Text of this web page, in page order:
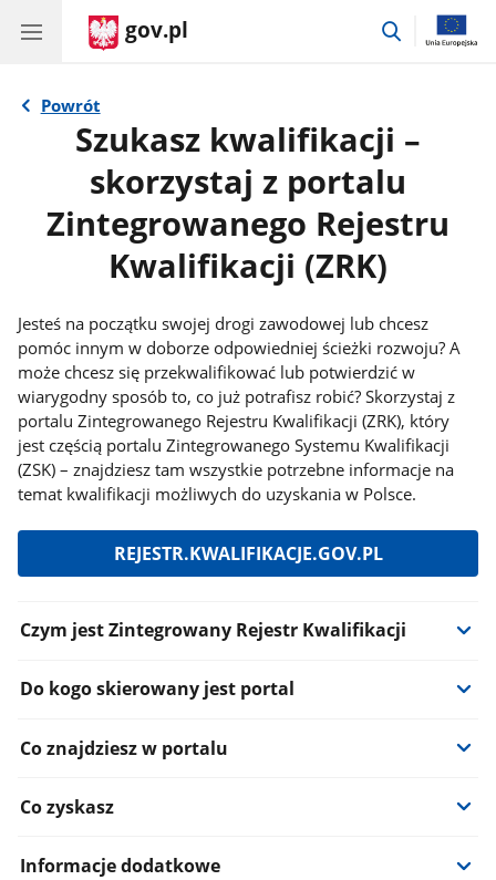
gov.pl
przejdź
Powrót
Szukasz kwalifikacji –
skorzystaj z portalu
Zintegrowanego Rejestru
Kwalifikacji (ZRK)
Jesteś na początku swojej drogi zawodowej lub chcesz
pomóc innym w doborze odpowiedniej ścieżki rozwoju? A
może chcesz się przekwalifikować lub potwierdzić w
wiarygodny sposób to, co już potrafisz robić? Skorzystaj z
portalu Zintegrowanego Rejestru Kwalifikacji (ZRK), który
jest częścią portalu Zintegrowanego Systemu Kwalifikacji
(ZSK) – znajdziesz tam wszystkie potrzebne informacje na
temat kwalifikacji możliwych do uzyskania w Polsce.
REJESTR.KWALIFIKACJE.GOV.PL
Informacje:
Czym jest Zintegrowany Rejestr Kwalifikacji
Do kogo skierowany jest portal
Co znajdziesz w portalu
Co zyskasz
Informacje dodatkowe